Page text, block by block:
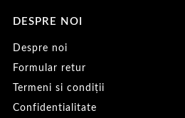
DESPRE NOI
Despre noi
Formular retur
Termeni si condiții
Confidentialitate